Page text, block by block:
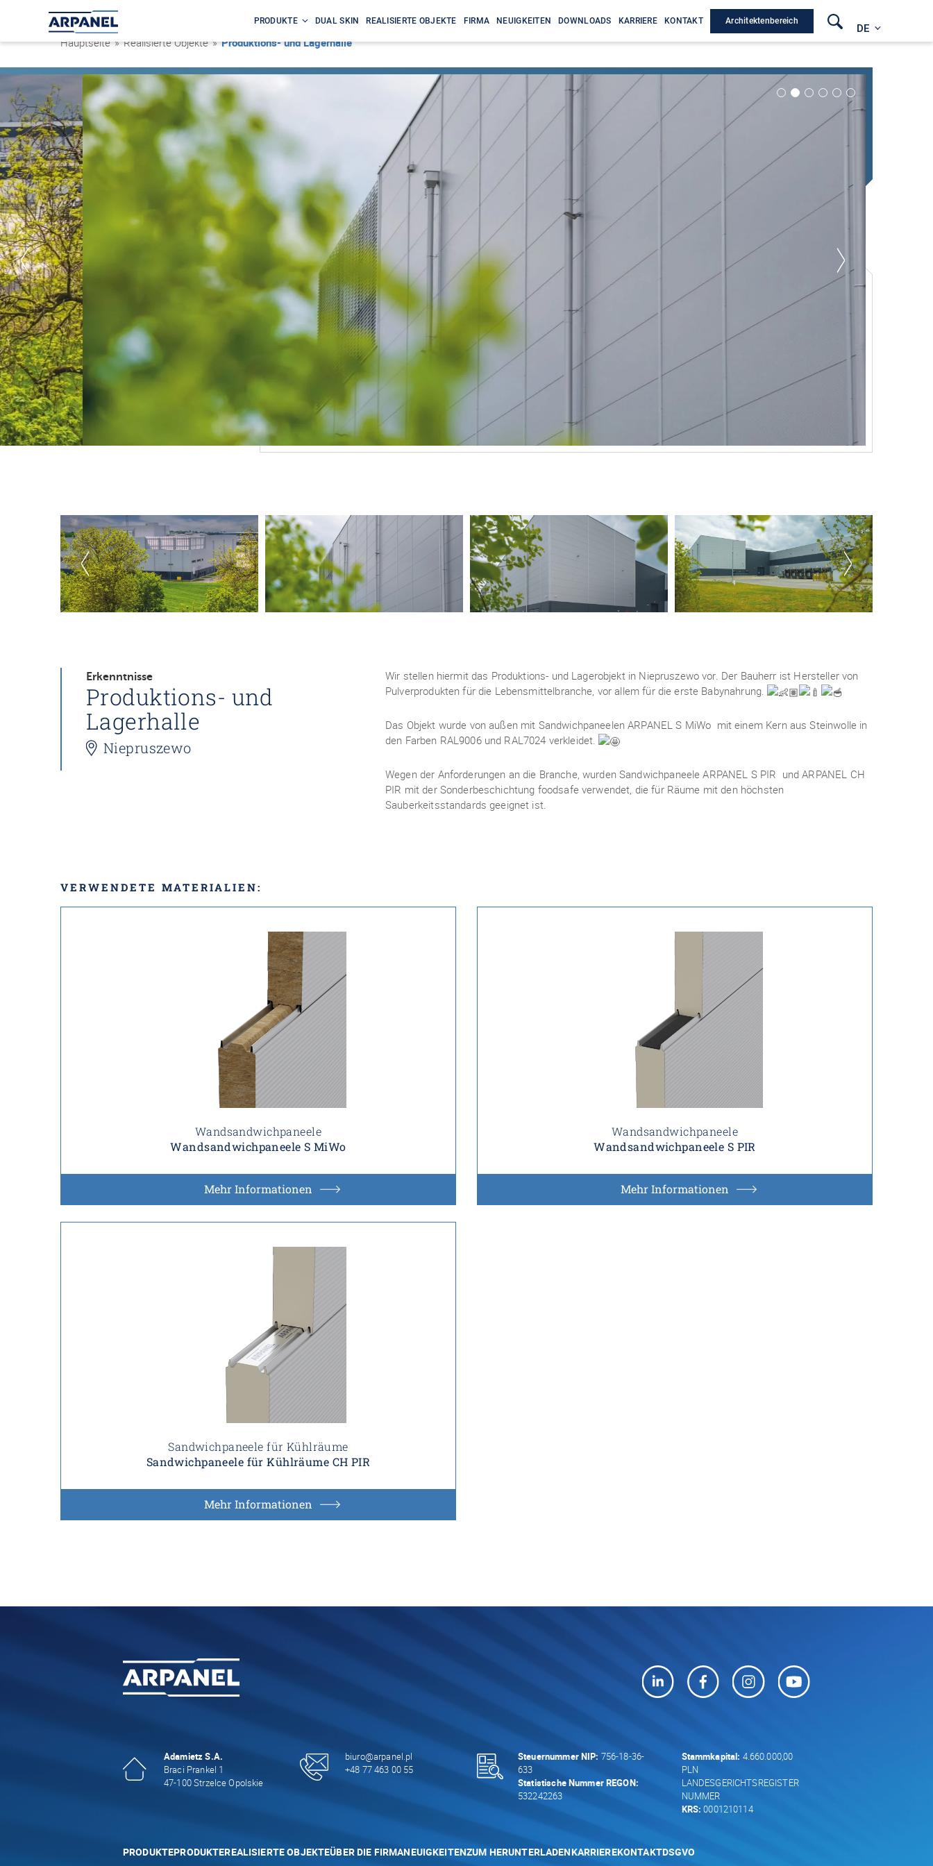
PRODUKTE DUAL SKIN REALISIERTE OBJEKTE FIRMA NEUIGKEITEN DOWNLOADS KARRIERE KONTAKT Architektenbereich
DE
Hauptseite » Realisierte Objekte »Produktions- und Lagerhalle
Erkenntnisse
Produktions- und
Lagerhalle
Niepruszewo
Wir stellen hiermit das Produktions- und Lagerobjekt in Niepruszewo vor. Der Bauherr ist Hersteller von
Pulverprodukten für die Lebensmittelbranche, vor allem für die erste Babynahrung.
Das Objekt wurde von außen mit Sandwichpaneelen ARPANEL S MiWo mit einem Kern aus Steinwolle in
den Farben RAL9006 und RAL7024 verkleidet.
Wegen der Anforderungen an die Branche, wurden Sandwichpaneele ARPANEL S PIR und ARPANEL CH
PIR mit der Sonderbeschichtung foodsafe verwendet, die für Räume mit den höchsten
Sauberkeitsstandards geeignet ist.
VERWENDETE MATERIALIEN:
Wandsandwichpaneele
Wandsandwichpaneele S MiWo
Mehr Informationen
Wandsandwichpaneele
Wandsandwichpaneele S PIR
Mehr Informationen
Sandwichpaneele für Kühlräume
Sandwichpaneele für Kühlräume CH PIR
Mehr Informationen
Adamietz S.A.
Braci Prankel 1
47-100 Strzelce Opolskie
biuro@arpanel.pl
+48 77 463 00 55
Steuernummer NIP: 756-18-36-
633
Statistische Nummer REGON:
532242263
Stammkapital: 4.660.000,00
PLN
LANDESGERICHTSREGISTER
NUMMER
KRS: 0001210114
PRODUKTEPRODUKTEREALISIERTE OBJEKTEÜBER DIE FIRMANEUIGKEITENZUM HERUNTERLADENKARRIEREKONTAKTDSGVO